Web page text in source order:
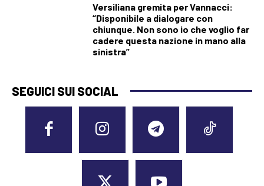
Versiliana gremita per Vannacci:
“Disponibile a dialogare con
chiunque. Non sono io che voglio far
cadere questa nazione in mano alla
sinistra”
SEGUICI SUI SOCIAL